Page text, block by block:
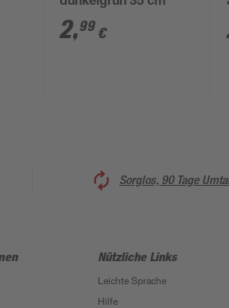
2,99 €
Sorglos, 90 Tage
Nützliche Links
Leichte Sprache
Hilfe